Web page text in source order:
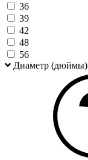
36
39
42
48
56
Диаметр (дюймы)